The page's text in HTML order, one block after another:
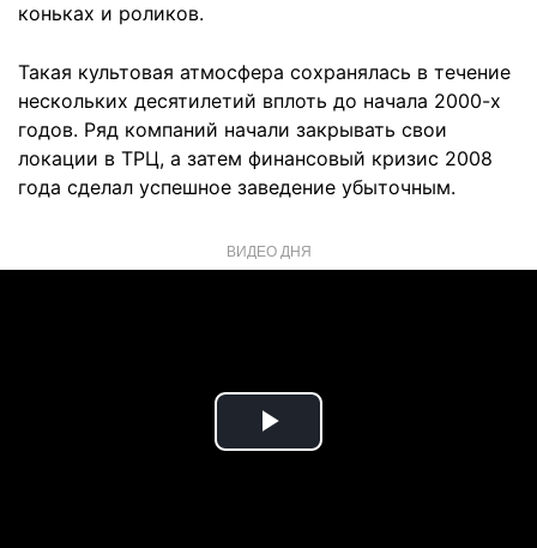
коньках и роликов.
Такая культовая атмосфера сохранялась в течение
нескольких десятилетий вплоть до начала 2000-х
годов. Ряд компаний начали закрывать свои
локации в ТРЦ, а затем финансовый кризис 2008
года сделал успешное заведение убыточным.
ВИДЕО ДНЯ
Play